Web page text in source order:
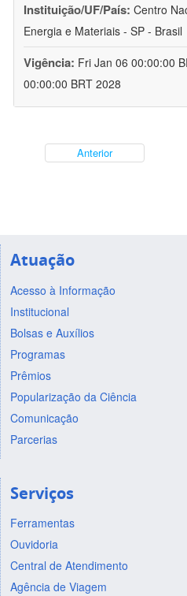
Instituição/UF/País: Centro
Energia e Materiais - SP - Brasil
Vigência: Fri Jan 06 00:00:00
00:00:00 BRT 2028
Anterior
Atuação
Acesso à Informação
Institucional
Bolsas e Auxílios
Programas
Prêmios
Popularização da Ciência
Comunicação
Parcerias
Serviços
Ferramentas
Ouvidoria
Central de Atendimento
Agência de Viagem